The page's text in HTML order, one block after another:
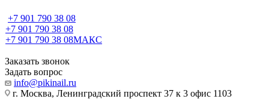
+7 901 790 38 08
+7 901 790 38 08
+7 901 790 38 08МАКС
Заказать звонок
Задать вопрос
info@pikinail.ru
г. Москва, Ленинградский проспект 37 к 3 офис 1103